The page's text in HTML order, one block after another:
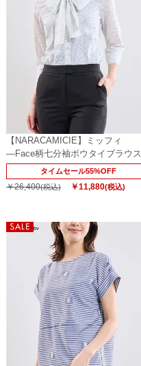
【NARACAMICIE】ミッフィ
―Face柄七分袖ボウタイブラウス
タイムセール55%OFF
￥26,400(税込) ￥11,880(税込)